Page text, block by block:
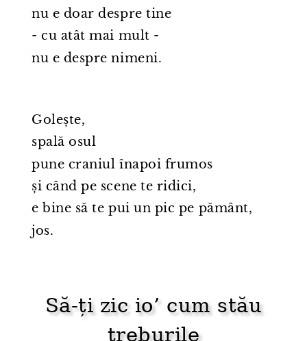
nu e doar despre tine
- cu atât mai mult -
nu e despre nimeni.
Golește,
spală osul
pune craniul înapoi frumos
și când pe scene te ridici,
e bine să te pui un pic pe pământ,
jos.
Să-ți zic io’ cum stău
treburile